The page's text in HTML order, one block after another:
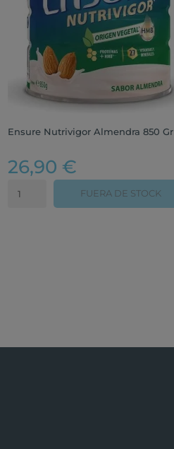
Ensure Nutrivigor Almendra 850 Gr
26,90 €
FUERA DE STOCK